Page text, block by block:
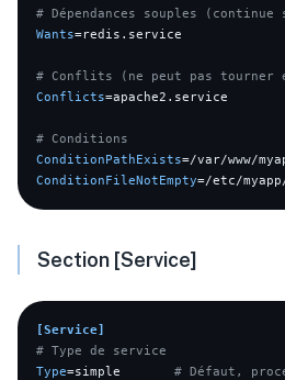
# Dépendances souples
Wants=redis.service
# Conflits (ne peut pas tourner
Conflicts=apache2.service
# Conditions
ConditionPathExists
ConditionFileNotEmpty
Section [Service]
[Service]
# Type de service
Type=simple # Défaut,